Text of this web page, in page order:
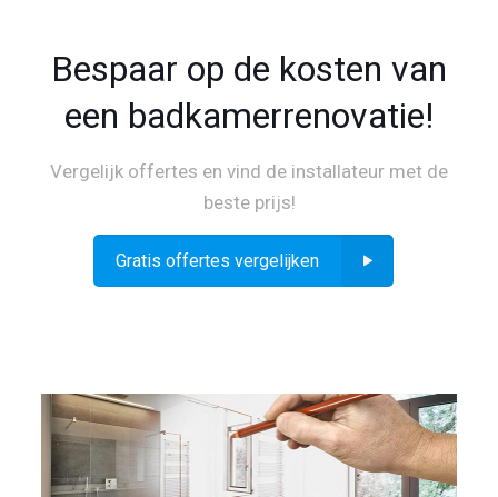
Bespaar op de kosten van
een badkamerrenovatie!
Vergelijk offertes en vind de installateur met de
beste prijs!
Gratis offertes vergelijken